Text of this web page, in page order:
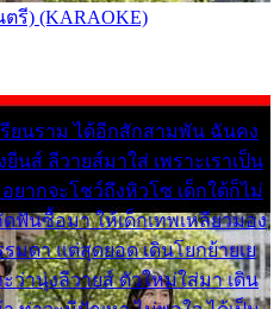
รี) (KARAOKE)
ยนราม ได้อีกสักสามพัน ฉันคง
นส์ ลีวายส์มาใส่ เพราะเราเป็น
อยากจะโชว์ถึงหิวโซ เด็กใต้ก็ไม่
ฟันซื้อมา ให้เด็กเทพเหลียวมอง
มดา แต่สุดยอด เดินโยกย้ายเย
ว่านุ่งลีวายส์ ตัวใหม่ใส่มา เดิน